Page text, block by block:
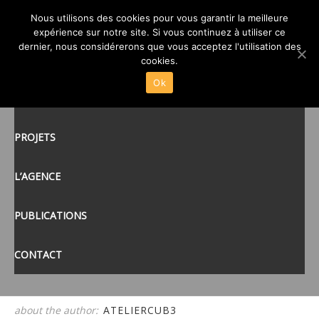
PROJETS
L’AGENCE
PUBLICATIONS
CONTACT
07-VUE 3D-VUE 3D 8
posté le 20 SEP 2022/
about the author: ATELIERCUB3
Nous utilisons des cookies pour vous garantir la meilleure
expérience sur notre site. Si vous continuez à utiliser ce
dernier, nous considérerons que vous acceptez l'utilisation des
cookies.
Ok